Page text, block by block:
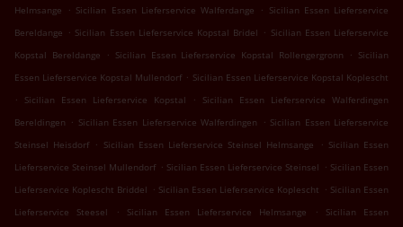
Helmsange
. Sicilian Essen Lieferservice Walferdange . Sicilian Essen Lieferservice
Bereldange . Sicilian Essen Lieferservice Kopstal Bridel . Sicilian Essen Lieferservice
Kopstal Bereldange
. Sicilian Essen Lieferservice Kopstal Rollengergronn . Sicilian
Essen Lieferservice Kopstal Mullendorf . Sicilian Essen Lieferservice Kopstal Koplescht
.
Sicilian Essen Lieferservice Kopstal .
Sicilian Essen Lieferservice Walferdingen
Bereldingen . Sicilian Essen Lieferservice Walferdingen . Sicilian Essen Lieferservice
Steinsel Heisdorf . Sicilian Essen Lieferservice Steinsel Helmsange . Sicilian Essen
Lieferservice Steinsel Mullendorf . Sicilian Essen Lieferservice Steinsel . Sicilian Essen
Lieferservice Koplescht Briddel . Sicilian Essen Lieferservice Koplescht . Sicilian Essen
Lieferservice Steesel
. Sicilian Essen Lieferservice Helmsange .
Sicilian Essen